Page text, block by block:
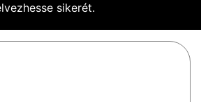
sikerét.